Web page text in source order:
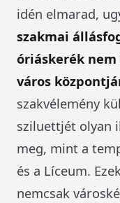
idén elmarad,
szakmai
óriáskerék
város
szakvélemény
sziluettjét olyan
meg, mint a
és a Líceum.
nemcsak